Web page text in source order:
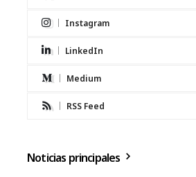
Instagram
LinkedIn
Medium
RSS Feed
Noticias principales